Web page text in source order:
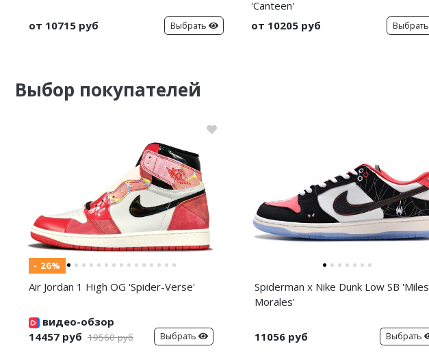
от 10715 руб Выбрать
'Canteen'
от 10205 руб
Выбрать
Выбор покупателей
- 26%
Air Jordan 1 High OG 'Spider-Verse'
видео-обзор
14457 руб 19560 руб Выбрать
Spiderman x Nike Dunk Low SB 'Miles
Morales'
11056 руб Выбрать